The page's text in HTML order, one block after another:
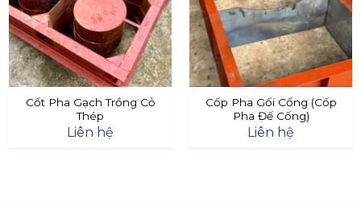
Cốt Pha Gạch Trồng Cỏ
Thép
Liên hệ
Cốp Pha Gối Cống (Cốp
Pha Đế Cống)
Liên hệ